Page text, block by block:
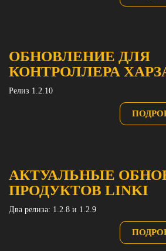
ОБНОВЛЕНИЕ ДЛЯ
КОНТРОЛЛЕРА
Релиз 1.2.10
АКТУАЛЬНЫЕ
ПРОДУКТОВ LINKI
Два релиза: 1.2.8 и 1.2.9